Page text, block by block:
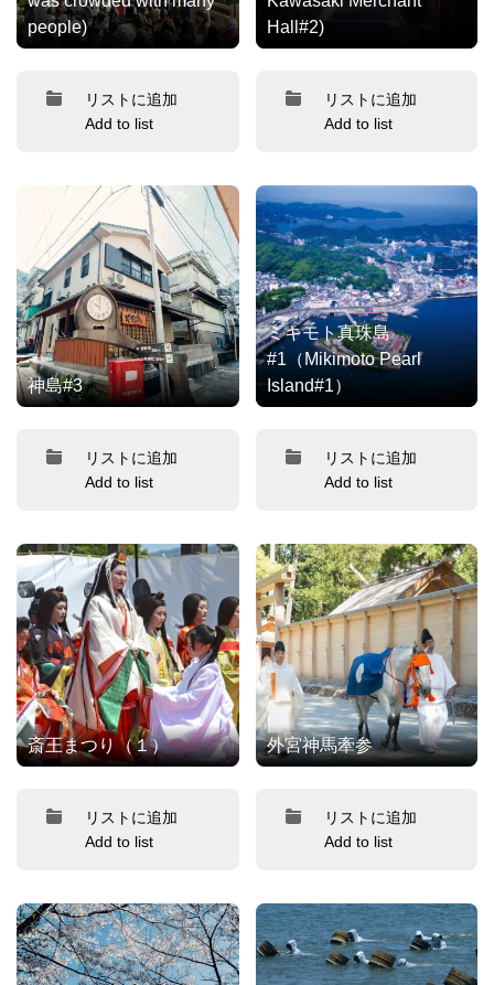
people)
リストに追加
Add to list
Hall#2)
リストに追加
Add to list
神島#3
リストに追加
Add to list
ミキモト真珠島
#1（Mikimoto Pearl
Island#1）
リストに追加
Add to list
斎王まつり（１）
リストに追加
Add to list
外宮神馬牽参
リストに追加
Add to list